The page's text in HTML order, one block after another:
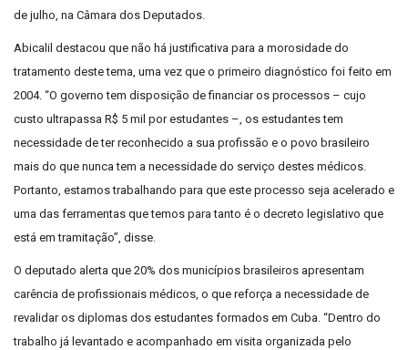
de julho, na Câmara dos Deputados.
Abicalil destacou que não há justificativa para a morosidade do
tratamento deste tema, uma vez que o primeiro diagnóstico foi feito em
2004. “O governo tem disposição de financiar os processos – cujo
custo ultrapassa R$ 5 mil por estudantes –, os estudantes tem
necessidade de ter reconhecido a sua profissão e o povo brasileiro
mais do que nunca tem a necessidade do serviço destes médicos.
Portanto, estamos trabalhando para que este processo seja acelerado e
uma das ferramentas que temos para tanto é o decreto legislativo que
está em tramitação”, disse.
O deputado alerta que 20% dos municípios brasileiros apresentam
carência de profissionais médicos, o que reforça a necessidade de
revalidar os diplomas dos estudantes formados em Cuba. “Dentro do
trabalho já levantado e acompanhado em visita organizada pelo